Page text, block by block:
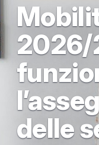
2026/
delle